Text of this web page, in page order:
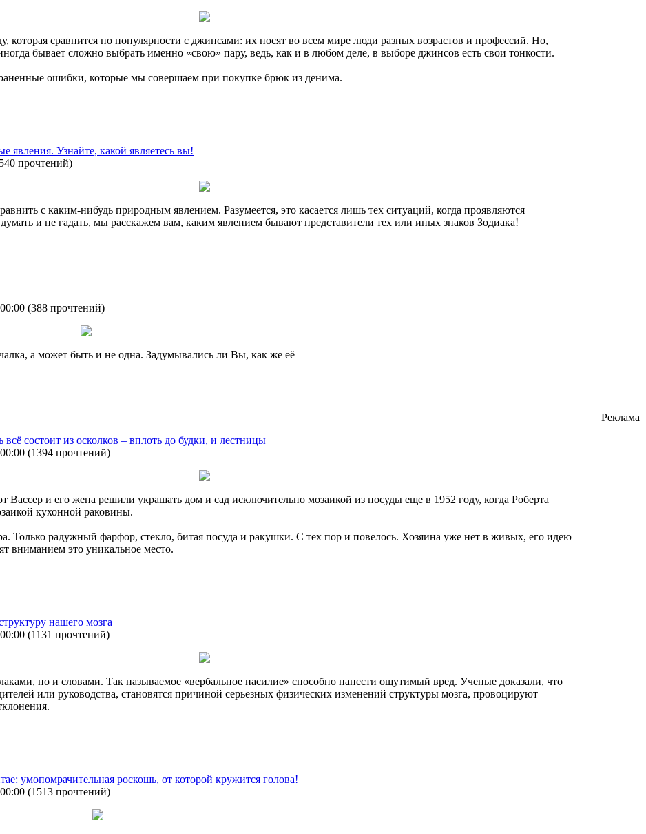
которая сравнится по популярности с джинсами: их носят во всем мире люди разных возрастов и профессий. Но,
бывает сложно выбрать именно «свою» пару, ведь, как и в любом деле, в выборе джинсов есть свои тонкости.
ошибки, которые мы совершаем при покупке брюк из денима.
явления. Узнайте, какой являетесь вы!
прочтений)
с каким-нибудь природным явлением. Разумеется, это касается лишь тех ситуаций, когда проявляются
и не гадать, мы расскажем вам, каким явлением бывают представители тех или иных знаков Зодиака!
(388 прочтений)
а может быть и не одна. Задумывались ли Вы, как же её
состоит из осколков – вплоть до будки, и лестницы
(1394 прочтений)
Вассер и его жена решили украшать дом и сад исключительно мозаикой из посуды еще в 1952 году, когда Роберта
кухонной раковины.
Только радужный фарфор, стекло, битая посуда и ракушки. С тех пор и повелось. Хозяина уже нет в живых, его идею
вниманием это уникальное место.
нашего мозга
(1131 прочтений)
но и словами. Так называемое «вербальное насилие» способно нанести ощутимый вред. Ученые доказали, что
или руководства, становятся причиной серьезных физических изменений структуры мозга, провоцируют
умопомрачительная роскошь, от которой кружится голова!
(1513 прочтений)
Реклама